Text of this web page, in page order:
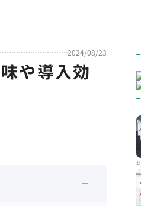
2024/08/23
や導入効
#